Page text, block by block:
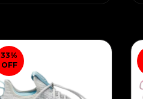
33%
OFF